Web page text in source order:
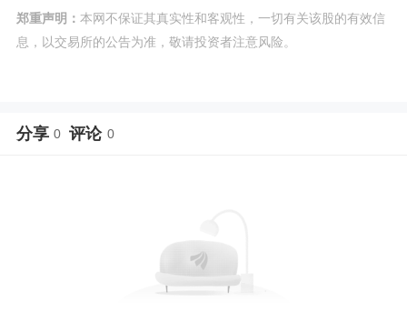
郑重声明： 本网不保证其真实性和客观性，一切有关该股的有效信
息，以交易所的公告为准，敬请投资者注意风险。
分享 0 评论 0